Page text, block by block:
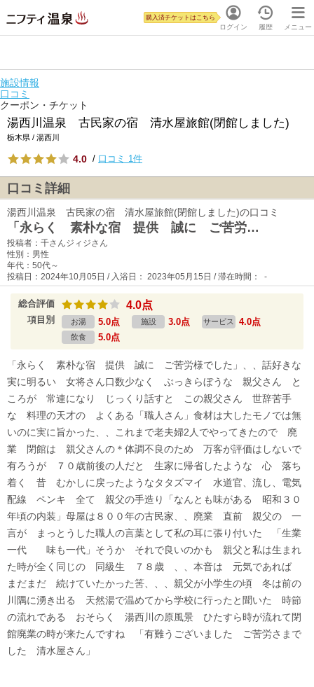
ログイン
購入済チケットはこちら
履歴 メニュー
施設情報
口コミ
クーポン・チケット
湯西川温泉 古民家の宿 清水屋旅館(閉館しました)
栃木県 / 湯西川
4.0 / 口コミ 1件
口コミ詳細
湯西川温泉 古民家の宿 清水屋旅館(閉館しました)の口コミ
「永らく 素朴な宿 提供 誠に ご苦労…
投稿者：千さんジィジさん
性別：男性
年代：50代～
投稿日：2024年10月05日 / 入浴日： 2023年05月15日 / 滞在時間： -
総合評価 4.0点
項目別 お湯 5.0点 施設 3.0点 サービス 4.0点
飲食 5.0点
「永らく 素朴な宿 提供 誠に ご苦労様でした」、、話好きな
実に明るい 女将さん口数少なく ぶっきらぼうな 親父さん と
ころが 常連になり じっくり話すと この親父さん 世辞苦手
な 料理の天才の よくある「職人さん」食材は大したモノでは無
いのに実に旨かった、、これまで老夫婦2人でやってきたので 廃
業 閉館は 親父さんの＊体調不良のため 万客が評価はしないで
有ろうが ７０歳前後の人だと 生家に帰省したような 心 落ち
着く 昔 むかしに戻ったようなタタズマイ 水道官、流し、電気
配線 ペンキ 全て 親父の手造り「なんとも味がある 昭和３０
年頃の内装」母屋は８００年の古民家、、廃業 直前 親父の 一
言が まっとうした職人の言葉として私の耳に張り付いた 「生業
一代 味も一代」そうか それで良いのかも 親父と私は生まれ
た時が全く同じの 同級生 ７８歳 、、本音は 元気であれば
まだまだ 続けていたかった筈、、、親父が小学生の頃 冬は前の
川隅に湧き出る 天然湯で温めてから学校に行ったと聞いた 時節
の流れである おそらく 湯西川の原風景 ひたすら時が流れて閉
館廃業の時が来たんですね 「有難うございました ご苦労さまで
した 清水屋さん」